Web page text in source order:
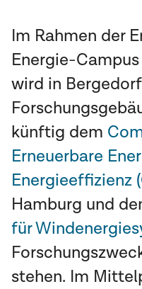
Im Rahmen der
Energie-
wird in
künftig dem
Erneuerbare
Energieeffizienz
Hamburg und
für
stehen. Im